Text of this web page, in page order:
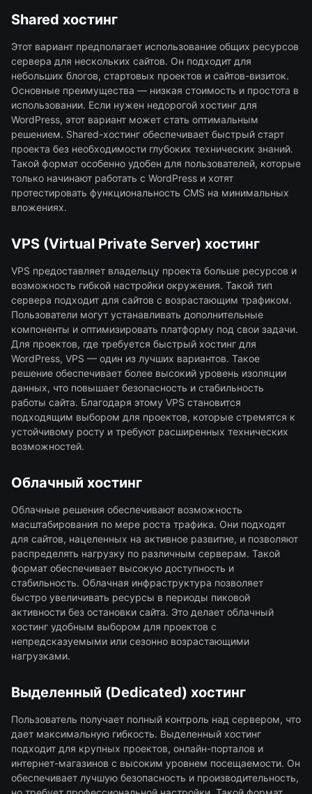
Shared хостинг
Этот вариант предполагает использование общих ресурсов
сервера для нескольких сайтов. Он подходит для
небольших блогов, стартовых проектов и сайтов-визиток.
Основные преимущества — низкая стоимость и простота в
использовании. Если нужен недорогой хостинг для
WordPress, этот вариант может стать оптимальным
решением. Shared-хостинг обеспечивает быстрый старт
проекта без необходимости глубоких технических знаний.
Такой формат особенно удобен для пользователей, которые
только начинают работать с WordPress и хотят
протестировать функциональность CMS на минимальных
вложениях.
VPS (Virtual Private Server) хостинг
VPS предоставляет владельцу проекта больше ресурсов и
возможность гибкой настройки окружения. Такой тип
сервера подходит для сайтов с возрастающим трафиком.
Пользователи могут устанавливать дополнительные
компоненты и оптимизировать платформу под свои задачи.
Для проектов, где требуется быстрый хостинг для
WordPress, VPS — один из лучших вариантов. Такое
решение обеспечивает более высокий уровень изоляции
данных, что повышает безопасность и стабильность
работы сайта. Благодаря этому VPS становится
подходящим выбором для проектов, которые стремятся к
устойчивому росту и требуют расширенных технических
возможностей.
Облачный хостинг
Облачные решения обеспечивают возможность
масштабирования по мере роста трафика. Они подходят
для сайтов, нацеленных на активное развитие, и позволяют
распределять нагрузку по различным серверам. Такой
формат обеспечивает высокую доступность и
стабильность. Облачная инфраструктура позволяет
быстро увеличивать ресурсы в периоды пиковой
активности без остановки сайта. Это делает облачный
хостинг удобным выбором для проектов с
непредсказуемыми или сезонно возрастающими
нагрузками.
Выделенный (Dedicated) хостинг
Пользователь получает полный контроль над сервером, что
дает максимальную гибкость. Выделенный хостинг
подходит для крупных проектов, онлайн-порталов и
интернет-магазинов с высоким уровнем посещаемости. Он
обеспечивает лучшую безопасность и производительность,